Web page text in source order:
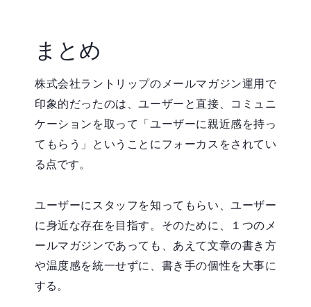
まとめ
株式会社ラントリップのメールマガジン運用で
印象的だったのは、ユーザーと直接、コミュニ
ケーションを取って「ユーザーに親近感を持っ
てもらう」ということにフォーカスをされてい
る点です。
ユーザーにスタッフを知ってもらい、ユーザー
に身近な存在を目指す。そのために、１つのメ
ールマガジンであっても、あえて文章の書き方
や温度感を統一せずに、書き手の個性を大事に
する。